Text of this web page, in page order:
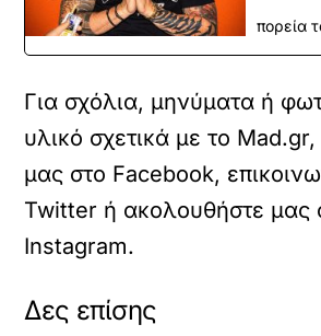
πορεία
Για σχόλια, μηνύματα ή
υλικό σχετικά με το Mad.gr,
μας στο Facebook,
Twitter ή ακολουθήστε μας
Instagram.
Δες επίσης